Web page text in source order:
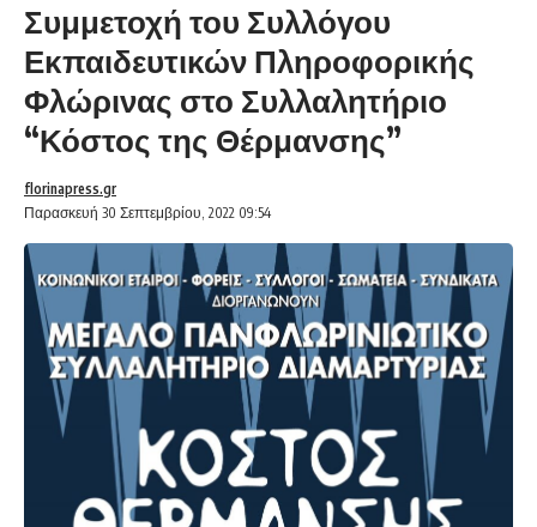
Συμμετοχή του Συλλόγου
Εκπαιδευτικών Πληροφορικής
Φλώρινας στο Συλλαλητήριο
“Κόστος της Θέρμανσης”
Παρασκευή 30 Σεπτεμβρίου, 2022 09:54
florinapress.gr